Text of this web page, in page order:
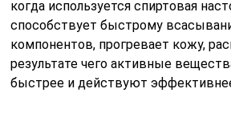
когда используется спиртовая
способствует быстрому
компонентов, прогревает кожу,
результате чего активные
быстрее и действуют